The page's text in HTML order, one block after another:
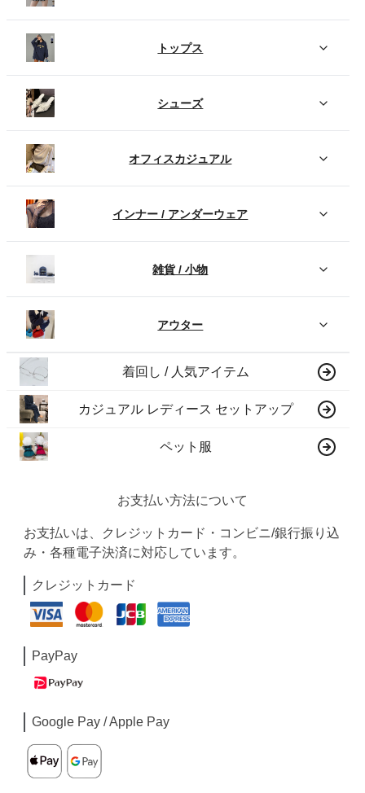
トップス
シューズ
オフィスカジュアル
インナー / アンダーウェア
雑貨 / 小物
アウター
着回し / 人気アイテム
カジュアル レディース セットアップ
ペット服
お支払い方法について
お支払いは、クレジットカード・コンビニ/銀行振り込
み・各種電子決済に対応しています。
クレジットカード
PayPay
Google Pay / Apple Pay